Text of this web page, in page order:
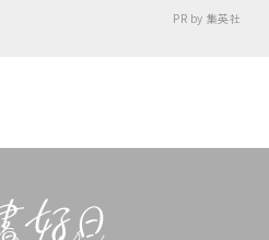
PR by 集英社